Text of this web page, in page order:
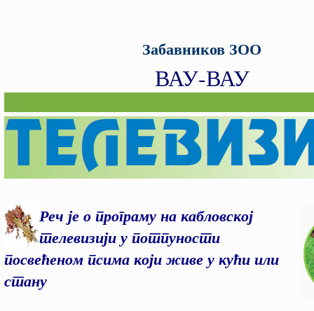
Забавников ЗОО
ВАУ-ВАУ
Реч је о програму на кабловској
телевизији у потпуности
посвећеном псима који живе у кући или
стану